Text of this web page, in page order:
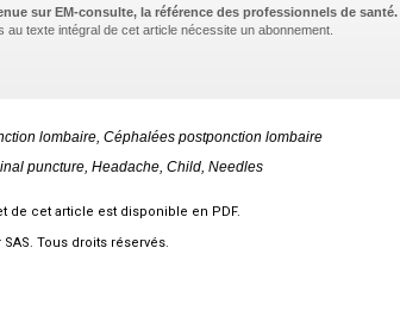
sur EM-consulte, la référence des professionnels de santé.
au texte intégral de cet article nécessite un abonnement.
lombaire, Céphalées postponction lombaire
puncture, Headache, Child, Needles
de cet article est disponible en PDF.
Tous droits réservés.